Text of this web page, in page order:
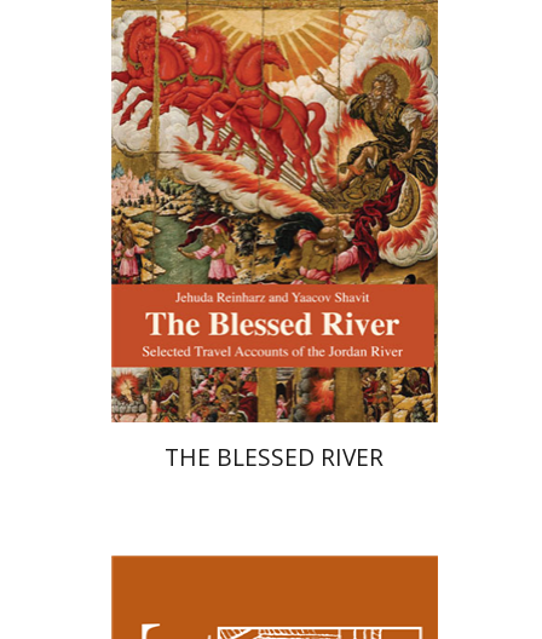
יהודה ריינהרץ יעקב שביט
הנחת אתר ספר מודפס
$30
$27
THE BLESSED RIVER